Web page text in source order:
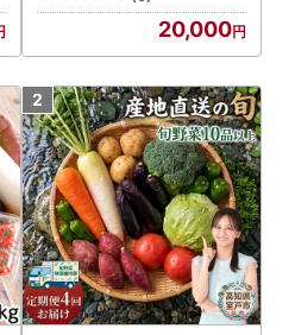
セット（レシピ付き） 野菜
塩 卵 たまご 有機農家 野菜
セット オーガニック レシピ
04
20,000